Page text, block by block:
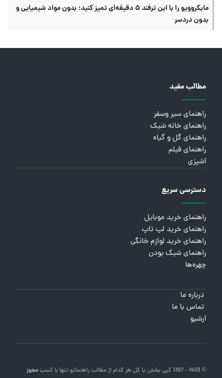
مایکروویو را با این ترفند ۵ دقیقه‌ای تمیز کنید؛ بدون مواد شیمیایی و
بدون دردسر
مطالب مفید
راهنمای سیر وسفر
راهنمای خانه شیک
راهنمای گل و گیاه
راهنمای فیلم
آشپزی
دسترسی سریع
راهنمای خرید موبایل
راهنمای خرید لپ تاپ
راهنمای خرید لوازم خانگی
راهنمای شیک بودن
چهره‌ها
درباره ما
تماس با ما
آرشیو
© 1403 - 1397 کپی بخش یا کل هر کدام از مطالب راهنماتو تنها با کسبمجوز